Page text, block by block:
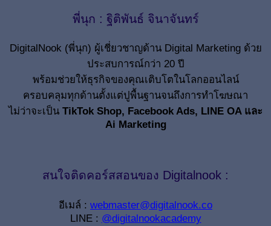
พี่นุก : ฐิติพันธ์ จินาจันทร์
DigitalNook (พี่นุก) ผู้เชี่ยวชาญด้าน Digital Marketing ด้วย
ประสบการณ์กว่า 20 ปี
พร้อมช่วยให้ธุรกิจของคุณเติบโตในโลกออนไลน์
ครอบคลุมทุกด้านตั้งแต่ปูพื้นฐานจนถึงการทำโฆษณา
ไม่ว่าจะเป็น TikTok Shop, Facebook Ads, LINE OA และ
Ai Marketing
สนใจติดคอร์สสอนของ Digitalnook :
อีเมล์ : webmaster@digitalnook.co
LINE : @digitalnookacademy